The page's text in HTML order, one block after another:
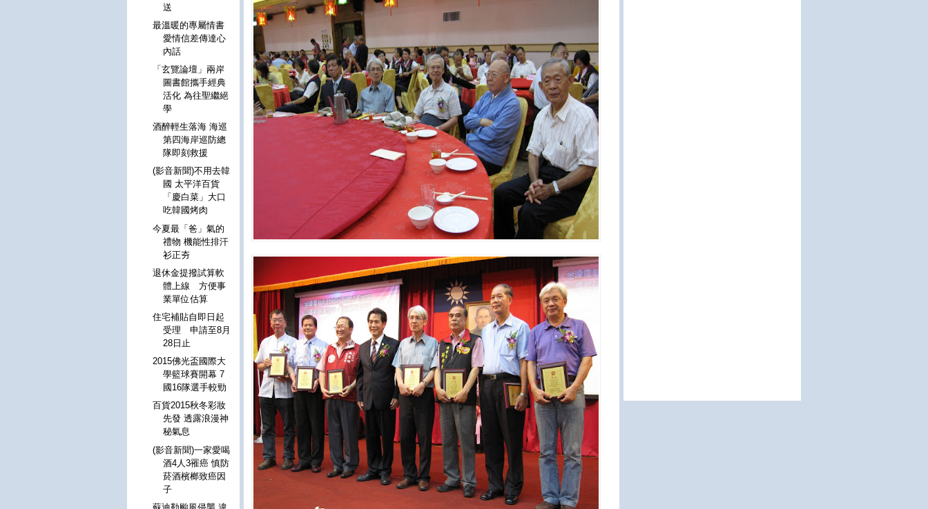
送
最溫暖的專屬情書
愛情信差傳達心
內話
「玄覽論壇」兩岸
圖書館攜手經典
活化 為往聖繼絕
學
酒醉輕生落海 海巡
第四海岸巡防總
隊即刻救援
(影音新聞)不用去韓
國 太平洋百貨
「慶白菜」大口
吃韓國烤肉
今夏最「爸」氣的
禮物 機能性排汗
衫正夯
退休金提撥試算軟
體上線 方便事
業單位估算
住宅補貼自即日起
受理 申請至8月
28日止
2015佛光盃國際大
學籃球賽開幕 7
國16隊選手較勁
百貨2015秋冬彩妝
先發 透露浪漫神
秘氣息
(影音新聞)一家愛喝
酒4人3罹癌 慎防
菸酒檳榔致癌因
子